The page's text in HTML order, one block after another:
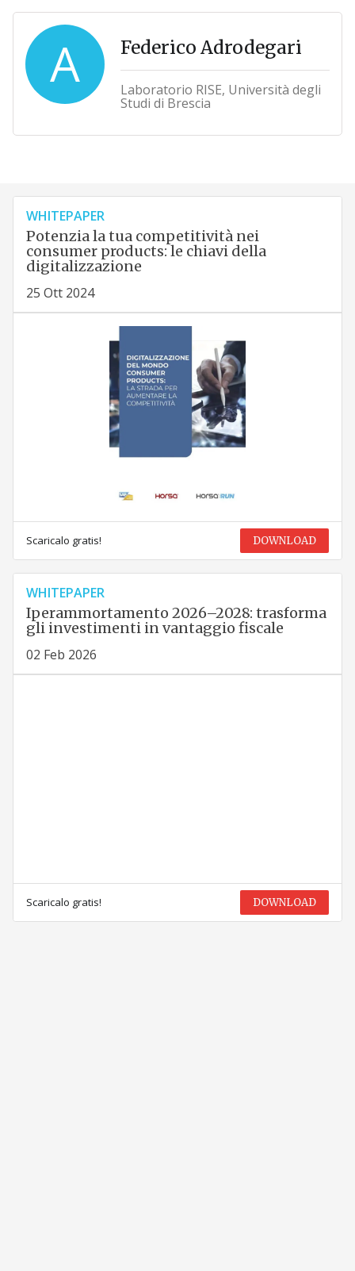
A Federico Adrodegari
Laboratorio RISE, Università degli
Studi di Brescia
WHITEPAPER
Potenzia la tua competitività nei
consumer products: le chiavi della
digitalizzazione
25 Ott 2024
Scaricalo gratis! DOWNLOAD
WHITEPAPER
Iperammortamento 2026–2028: trasforma
gli investimenti in vantaggio fiscale
02 Feb 2026
Scaricalo gratis! DOWNLOAD